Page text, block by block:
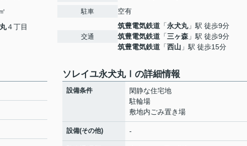
４丁目
駐車 空有
交通
筑豊電気鉄道 「永犬丸」駅 徒歩9分
筑豊電気鉄道 「三ヶ森 」駅 徒歩9分
筑豊電気鉄道 「西山 」駅 徒歩15分
ソレイユ永犬丸Ⅰの詳細情報
設備条件
閑静な住宅地
駐輪場
敷地内ごみ置き場
設備(その他) -